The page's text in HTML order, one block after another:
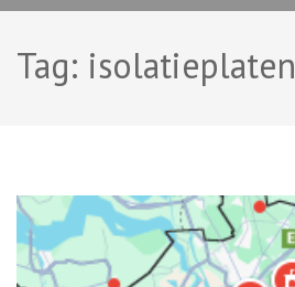
Tag: isolatieplaten